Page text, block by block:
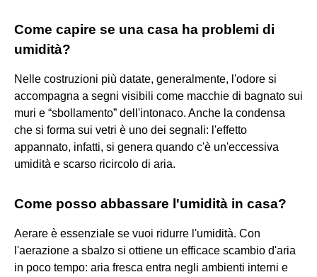
Come capire se una casa ha problemi di
umidità?
Nelle costruzioni più datate, generalmente, l'odore si
accompagna a segni visibili come macchie di bagnato sui
muri e “sbollamento” dell'intonaco. Anche la condensa
che si forma sui vetri è uno dei segnali: l'effetto
appannato, infatti, si genera quando c'è un'eccessiva
umidità e scarso ricircolo di aria.
Come posso abbassare l'umidità in casa?
Aerare è essenziale se vuoi ridurre l'umidità. Con
l'aerazione a sbalzo si ottiene un efficace scambio d'aria
in poco tempo: aria fresca entra negli ambienti interni e